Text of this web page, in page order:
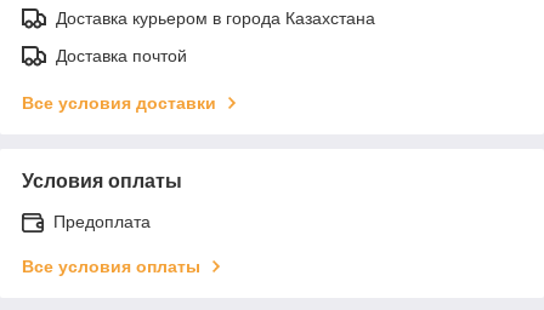
Доставка курьером в города Казахстана
Доставка почтой
Все условия доставки
Условия оплаты
Предоплата
Все условия оплаты